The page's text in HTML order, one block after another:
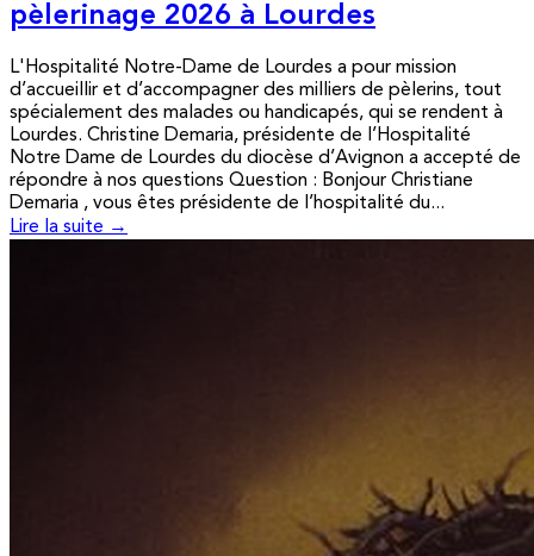
pèlerinage 2026 à Lourdes
L'Hospitalité Notre-Dame de Lourdes a pour mission
d’accueillir et d’accompagner des milliers de pèlerins, tout
spécialement des malades ou handicapés, qui se rendent à
Lourdes. Christine Demaria, présidente de l’Hospitalité
Notre Dame de Lourdes du diocèse d’Avignon a accepté de
répondre à nos questions Question : Bonjour Christiane
Demaria , vous êtes présidente de l’hospitalité du...
Lire la suite →